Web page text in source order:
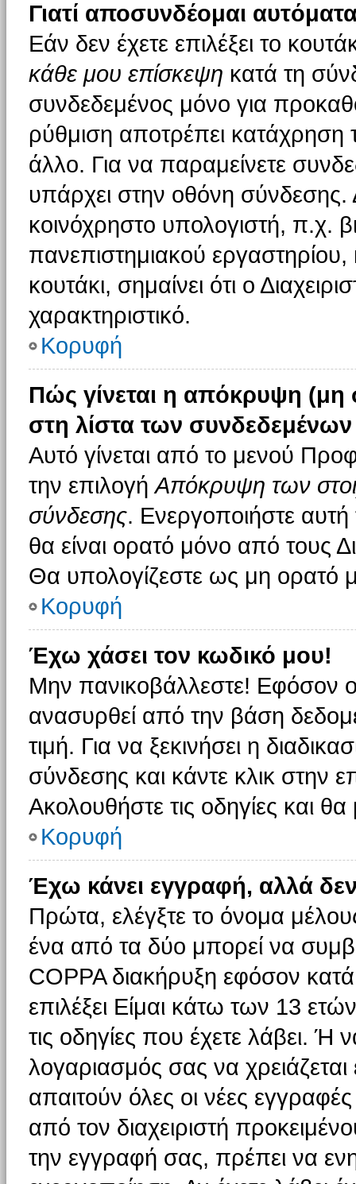
Γιατί αποσυνδέομαι
Εάν δεν έχετε επιλέξει το
κάθε μου επίσκεψη κατά τη
συνδεδεμένος μόνο για
ρύθμιση αποτρέπει
άλλο. Για να παραμείνετε
υπάρχει στην οθόνη σύνδεσης.
κοινόχρηστο υπολογιστή, π.χ.
πανεπιστημιακού
κουτάκι, σημαίνει ότι ο
χαρακτηριστικό.
Κορυφή
Πώς γίνεται η απόκρυψη
στη λίστα των
Αυτό γίνεται από το μενού
την επιλογήΑπόκρυψη των
σύνδεσης. Ενεργοποιήστε
θα είναι ορατό μόνο από τους
Θα υπολογίζεστε ως μη ορατό
Κορυφή
Έχω χάσει τον κωδικό μου!
Μην πανικοβάλλεστε! Εφόσον
ανασυρθεί από την βάση
τιμή. Για να ξεκινήσει η
σύνδεσης και κάντε κλικ στην
Ακολουθήστε τις οδηγίες και
Κορυφή
Έχω κάνει εγγραφή, αλλά
Πρώτα, ελέγξτε το όνομα
ένα από τα δύο μπορεί να
COPPA διακήρυξη εφόσον κατά
επιλέξει Είμαι κάτω των 13
τις οδηγίες που έχετε λάβει. Ή
λογαριασμός σας να
απαιτούν όλες οι νέες
από τον διαχειριστή
την εγγραφή σας, πρέπει να